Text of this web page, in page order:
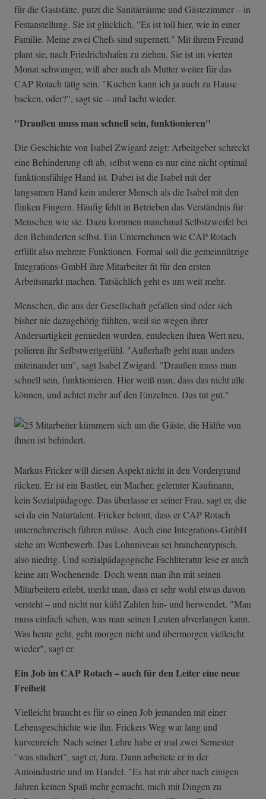
für die Gaststätte, putzt die Sanitärräume und Gästezimmer – in
Festanstellung. Sie ist glücklich. "Es ist toll hier, wie in einer
Familie. Meine zwei Chefs sind supernett." Mit ihrem Freund
plant sie, nach Friedrichshafen zu ziehen. Sie ist im vierten
Monat schwanger, will aber auch als Mutter weiter für das
CAP Rotach tätig sein. "Kuchen kann ich ja auch zu Hause
backen, oder?", sagt sie – und lacht wieder.
"Draußen muss man schnell sein, funktionieren"
Die Geschichte von Isabel Zwigard zeigt: Arbeitgeber schreckt
eine Behinderung oft ab, selbst wenn es nur eine nicht optimal
funktionsfähige Hand ist. Dabei ist die Isabel mit der
langsamen Hand kein anderer Mensch als die Isabel mit den
flinken Fingern. Häufig fehlt in Betrieben das Verständnis für
Menschen wie sie. Dazu kommen manchmal Selbstzweifel bei
den Behinderten selbst. Ein Unternehmen wie CAP Rotach
erfüllt also mehrere Funktionen. Formal soll die gemeinnützige
Integrations-GmbH ihre Mitarbeiter fit für den ersten
Arbeitsmarkt machen. Tatsächlich geht es um weit mehr.
Menschen, die aus der Gesellschaft gefallen sind oder sich
bisher nie dazugehörig fühlten, weil sie wegen ihrer
Andersartigkeit gemieden wurden, entdecken ihren Wert neu,
polieren ihr Selbstwertgefühl. "Außerhalb geht man anders
miteinander um", sagt Isabel Zwigard. "Draußen muss man
schnell sein, funktionieren. Hier weiß man, dass das nicht alle
können, und achtet mehr auf den Einzelnen. Das tut gut."
Markus Fricker will diesen Aspekt nicht in den Vordergrund
rücken. Er ist ein Bastler, ein Macher, gelernter Kaufmann,
kein Sozialpädagoge. Das überlasse er seiner Frau, sagt er, die
sei da ein Naturtalent. Fricker betont, dass er CAP Rotach
unternehmerisch führen müsse. Auch eine Integrations-GmbH
stehe im Wettbewerb. Das Lohnniveau sei branchentypisch,
also niedrig. Und sozialpädagogische Fachliteratur lese er auch
keine am Wochenende. Doch wenn man ihn mit seinen
Mitarbeitern erlebt, merkt man, dass er sehr wohl etwas davon
versteht – und nicht nur kühl Zahlen hin- und herwendet. "Man
muss einfach sehen, was man seinen Leuten abverlangen kann.
Was heute geht, geht morgen nicht und übermorgen vielleicht
wieder", sagt er.
Ein Job im CAP Rotach – auch für den Leiter eine neue
Freiheit
Vielleicht braucht es für so einen Job jemanden mit einer
Lebensgeschichte wie ihn. Frickers Weg war lang und
kurvenreich: Nach seiner Lehre habe er mal zwei Semester
"was studiert", sagt er, Jura. Dann arbeitete er in der
Autoindustrie und im Handel. "Es hat mir aber nach einigen
Jahren keinen Spaß mehr gemacht, mich mit Dingen zu